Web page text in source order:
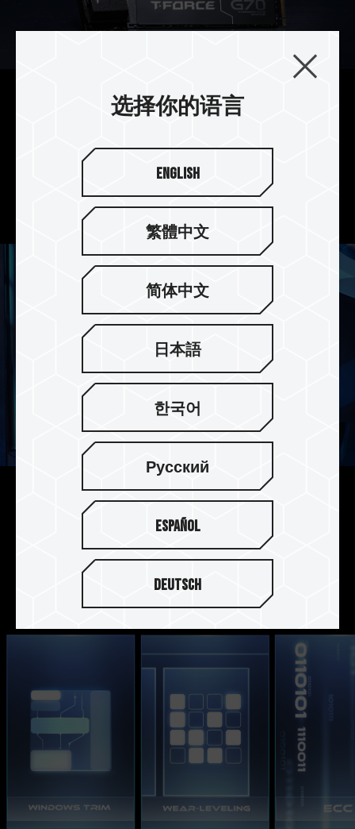
多种 Caching 规格 自由选择
Caching 及 SLC Caching。
T-FORCE G70 PCIe 4.0 SSD 则只支持 SLC
Caching，依需求自由选择。
不同散热模块包装 依需求挑选
提供超薄石墨烯专利散热片以及全新铝合金散热
片，两款不同的散热模块均符合 PS5 游戏主机散热
片规范，依需求选择最适合装置的散热片。
选择你的语言
English
繁體中文
简体中文
日本語
한국어
Русский
Español
Deutsch